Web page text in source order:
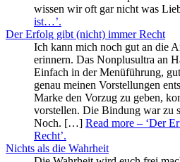
wissen wir oft gar nicht was
ist…’.
Der Erfolg gibt (nicht) immer Recht
Ich kann mich noch gut an die
erinnern. Das Nonplusultra an
Einfach in der Menüführung,
genau meinen Vorstellungen
Marke den Vorzug zu geben,
vorstellen. Die Bindung war zu
Noch. […] Read more – ‘Der
Recht’.
Nichts als die Wahrheit